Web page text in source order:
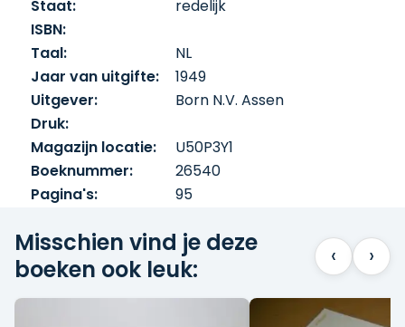
Staat:
redelijk
ISBN:
Taal:
NL
Jaar van uitgifte:
1949
Uitgever:
Born N.V. Assen
Druk:
Magazijn locatie:
U50P3Y1
Boeknummer:
26540
Pagina's:
95
Misschien vind je deze
boeken ook leuk:
‹ ›